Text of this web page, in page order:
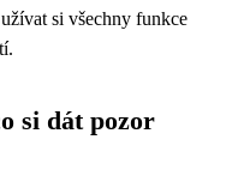
si všechny funkce
si dát pozor